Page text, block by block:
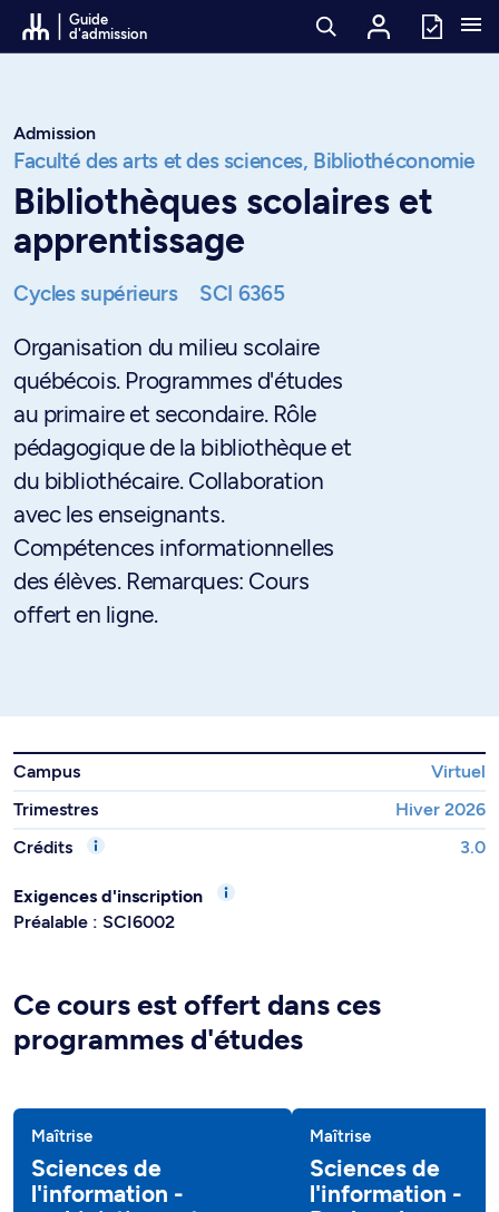
Passer au contenu
Guide
d'admission
Admission
Faculté des arts et des sciences, Bibliothéconomie
Bibliothèques scolaires et
apprentissage
Cycles supérieurs SCI 6365
Organisation du milieu scolaire
québécois. Programmes d'études
au primaire et secondaire. Rôle
pédagogique de la bibliothèque et
du bibliothécaire. Collaboration
avec les enseignants.
Compétences informationnelles
des élèves. Remarques: Cours
offert en ligne.
Campus
Virtuel
Trimestres
Hiver 2026
Crédits
3.0
Exigences d'inscription
Préalable : SCI6002
Ce cours est offert dans ces
programmes d'études
Maîtrise
Sciences de
l'information -
Maîtrise
Sciences de
l'information -